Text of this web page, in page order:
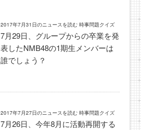
2017年7月31日のニュースを読む 時事問題クイズ
7月29日、グループからの卒業を発
表したNMB48の1期生メンバーは
誰でしょう？
2017年7月27日のニュースを読む 時事問題クイズ
7月26日、今年8月に活動再開する